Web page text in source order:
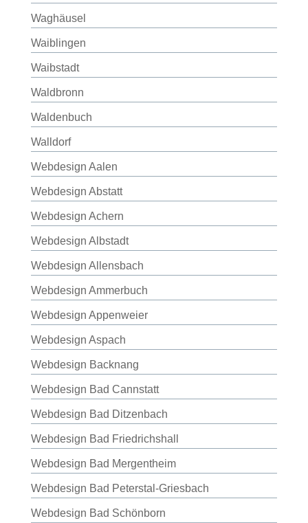
Waghäusel
Waiblingen
Waibstadt
Waldbronn
Waldenbuch
Walldorf
Webdesign Aalen
Webdesign Abstatt
Webdesign Achern
Webdesign Albstadt
Webdesign Allensbach
Webdesign Ammerbuch
Webdesign Appenweier
Webdesign Aspach
Webdesign Backnang
Webdesign Bad Cannstatt
Webdesign Bad Ditzenbach
Webdesign Bad Friedrichshall
Webdesign Bad Mergentheim
Webdesign Bad Peterstal-Griesbach
Webdesign Bad Schönborn